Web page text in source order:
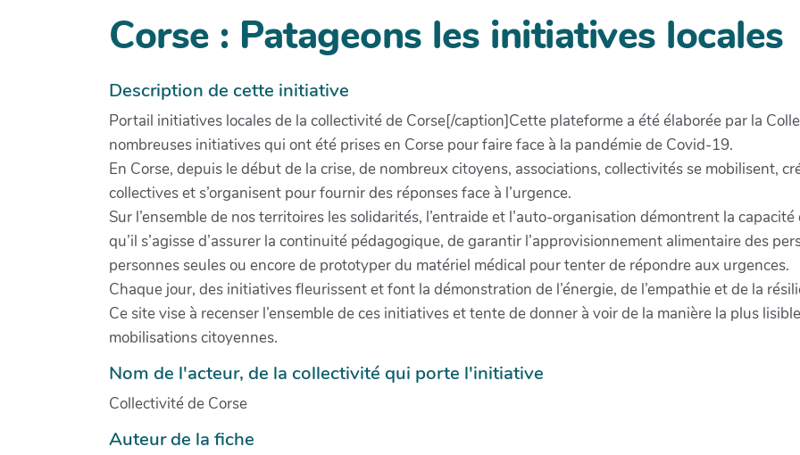
Corse : Patageons les initiatives locales
Description de cette initiative
Portail initiatives locales de la collectivité de Corse[/caption]Cette plateforme a été élaborée par la
nombreuses initiatives qui ont été prises en Corse pour faire face à la pandémie de Covid-19.
En Corse, depuis le début de la crise, de nombreux citoyens, associations, collectivités se mobilisent,
collectives et s’organisent pour fournir des réponses face à l’urgence.
Sur l’ensemble de nos territoires les solidarités, l’entraide et l’auto-organisation démontrent la
qu’il s’agisse d’assurer la continuité pédagogique, de garantir l’approvisionnement alimentaire des
personnes seules ou encore de prototyper du matériel médical pour tenter de répondre aux urgences.
Chaque jour, des initiatives fleurissent et font la démonstration de l’énergie, de l’empathie et de la
Ce site vise à recenser l’ensemble de ces initiatives et tente de donner à voir de la manière la plus
mobilisations citoyennes.
Nom de l'acteur, de la collectivité qui porte l'initiative
Collectivité de Corse
Auteur de la fiche